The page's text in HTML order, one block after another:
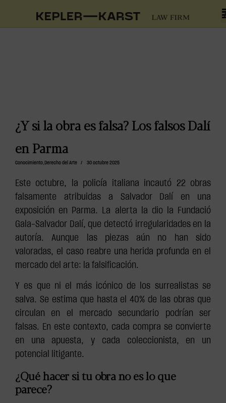
¿Y si la obra es falsa? Los falsos Dalí
en Parma
Conocimiento, Derecho del Arte / 30 octubre 2025
Este octubre, la policía italiana incautó 22 obras
falsamente atribuidas a Salvador Dalí en una
exposición en Parma. La alerta la dio la Fundació
Gala-Salvador Dalí, que detectó irregularidades en la
autoría. Aunque las piezas aún no han sido
valoradas, el caso reabre una herida profunda en el
mercado del arte: la falsificación.
Y es que ni el más icónico de los surrealistas se
salva. Se estima que hasta el 40% de las obras que
circulan en el mercado secundario podrían ser
falsas. En este contexto, cada compra se convierte
en una apuesta, y cada coleccionista, en un
potencial litigante.
¿Qué hacer si tu obra no es lo que
parece?